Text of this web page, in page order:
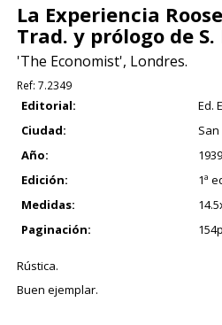
La Experiencia
Trad. y prólogo de
'The Economist', Londres.
Ref: 7.2349
Editorial:
Ed.
Ciudad:
Año:
Edición:
1ª
Medidas:
Paginación:
Rústica.
Buen ejemplar.